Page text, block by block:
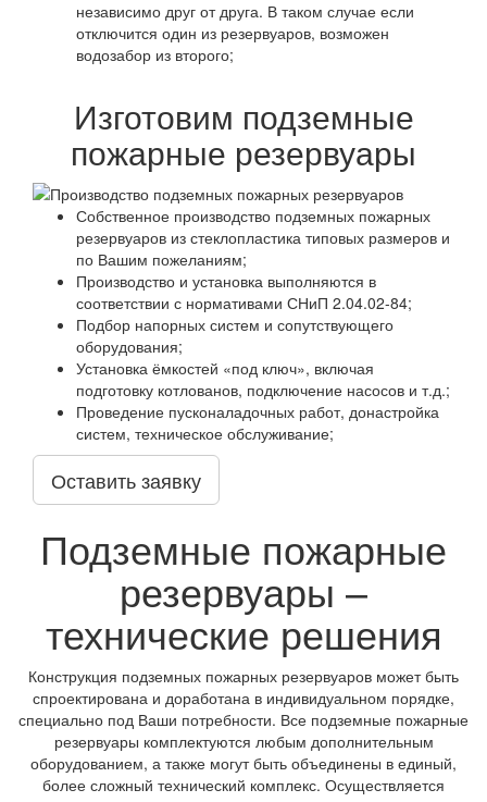
независимо друг от друга. В таком случае если
отключится один из резервуаров, возможен
водозабор из второго;
Изготовим подземные
пожарные резервуары
Собственное производство подземных пожарных
резервуаров из стеклопластика типовых размеров и
по Вашим пожеланиям;
Производство и установка выполняются в
соответствии с нормативами СНиП 2.04.02-84;
Подбор напорных систем и сопутствующего
оборудования;
Установка ёмкостей «под ключ», включая
подготовку котлованов, подключение насосов и т.д.;
Проведение пусконаладочных работ, донастройка
систем, техническое обслуживание;
Оставить заявку
Подземные пожарные
резервуары –
технические решения
Конструкция подземных пожарных резервуаров может быть
спроектирована и доработана в индивидуальном порядке,
специально под Ваши потребности. Все подземные пожарные
резервуары комплектуются любым дополнительным
оборудованием, а также могут быть объединены в единый,
более сложный технический комплекс. Осуществляется